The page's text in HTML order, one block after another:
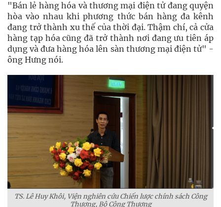
"Bán lẻ hàng hóa và thương mại điện tử đang quyện
hòa vào nhau khi phương thức bán hàng đa kênh
đang trở thành xu thế của thời đại. Thậm chí, cả cửa
hàng tạp hóa cũng đã trở thành nơi đang ưu tiên áp
dụng và đưa hàng hóa lên sàn thương mại điện tử" -
ông Hưng nói.
TS. Lê Huy Khôi, Viện nghiên cứu Chiến lược chính sách Công
Thương, Bộ Công Thương